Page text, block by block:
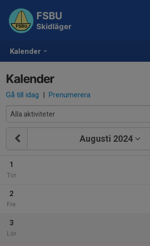
Kalender
FSBU
Skidläger
Kalender
Gå till idag | Prenumerera
Augusti 2024
1
Tor
2
Fre
3
Lör